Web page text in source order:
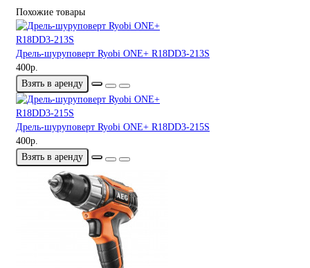
Похожие товары
Дрель-шуруповерт Ryobi ONE+ R18DD3-213S
400р.
Взять в аренду
Дрель-шуруповерт Ryobi ONE+ R18DD3-215S
400р.
Взять в аренду